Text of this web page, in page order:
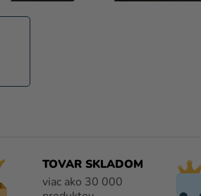
TOVAR SKLADOM
viac ako 30 000